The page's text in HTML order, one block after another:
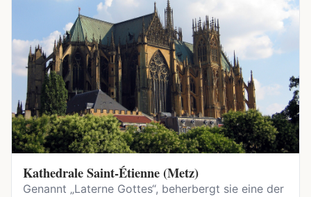
Kathedrale Saint-Étienne (Metz)
Genannt „Laterne Gottes“, beherbergt sie eine der